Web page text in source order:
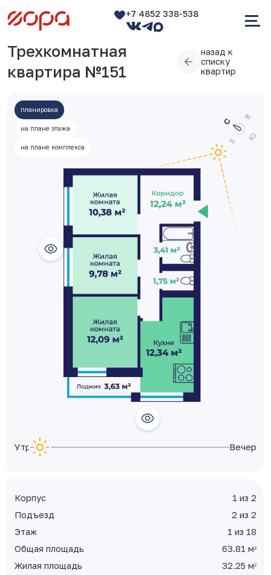
+7 4852 338-538
Трехкомнатная
квартира №151
назад к
списку
квартир
планировка
на плане этажа
на плане комплекса
Утро Вечер
Корпус
1 из 2
Подъезд
2 из 2
Этаж
1 из 18
Общая площадь
63.81 м2
Жилая площадь 32.25 м2